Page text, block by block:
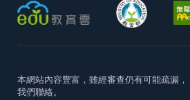
本網站內容豐富，雖經審查仍有可能疏漏，
我們聯絡。